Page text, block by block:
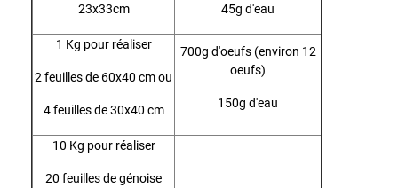
23x33cm
45g d'eau
1 Kg pour réaliser
2 feuilles de 60x40 cm ou
4 feuilles de 30x40 cm
700g d'oeufs (environ 12
oeufs)
150g d'eau
10 Kg pour réaliser
20 feuilles de génoise